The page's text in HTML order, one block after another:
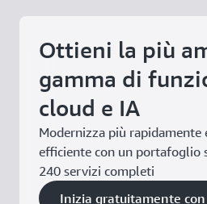
Ottieni la più
gamma di
cloud e IA
Modernizza più rapidamente
efficiente con un portafoglio
240 servizi completi
Inizia gratuitamente con